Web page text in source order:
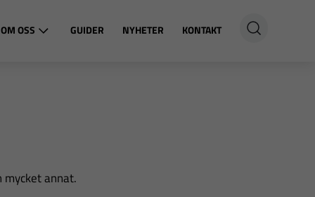
OM OSS GUIDER NYHETER KONTAKT
annat.